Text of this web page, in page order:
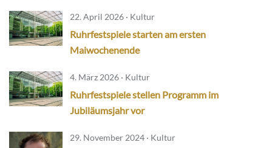
22. April 2026 · Kultur
Ruhrfestspiele starten am ersten
Maiwochenende
4. März 2026 · Kultur
Ruhrfestspiele stellen Programm im
Jubiläumsjahr vor
29. November 2024 · Kultur